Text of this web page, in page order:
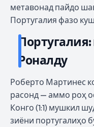
метавонад пайдо
Португалия фазо
Роналду
Роберто Мартинес
расонд — аммо роҳ
Конго (1:1) мушкил
зиёни португалиҳо